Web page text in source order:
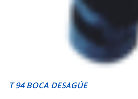
T 94 BOCA DESAGÚE